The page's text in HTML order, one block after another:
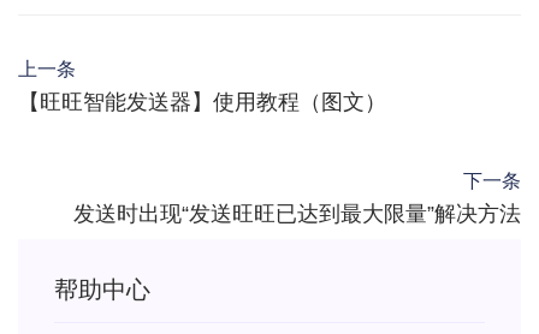
上一条
【旺旺智能发送器】使用教程（图文）
下一条
发送时出现“发送旺旺已达到最大限量”解决方法
帮助中心